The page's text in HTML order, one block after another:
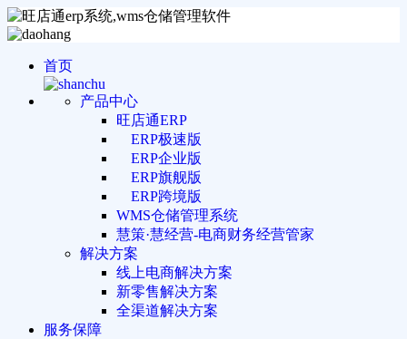
首页
产品中心
旺店通ERP
ERP极速版
ERP企业版
ERP旗舰版
ERP跨境版
WMS仓储管理系统
慧策·慧经营-电商财务经营管家
解决方案
线上电商解决方案
新零售解决方案
全渠道解决方案
服务保障